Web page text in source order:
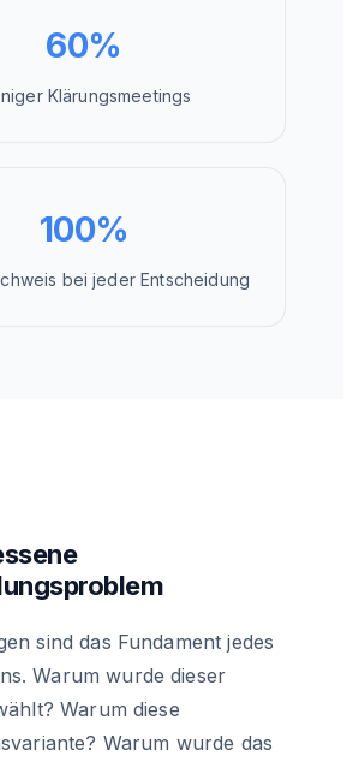
60%
Klärungsmeetings
100%
bei jeder Entscheidung
sind das Fundament jedes
Warum wurde dieser
Warum diese
Warum wurde das